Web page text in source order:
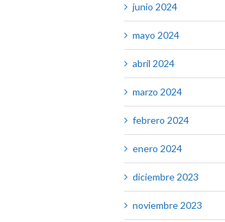
junio 2024
mayo 2024
abril 2024
marzo 2024
febrero 2024
enero 2024
diciembre 2023
noviembre 2023